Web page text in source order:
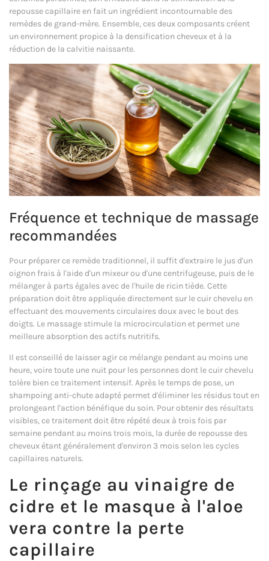
repousse capillaire en fait un ingrédient incontournable des
remèdes de grand-mère. Ensemble, ces deux composants créent
un environnement propice à la densification cheveux et à la
réduction de la calvitie naissante.
Fréquence et technique de massage
recommandées
Pour préparer ce remède traditionnel, il suffit d'extraire le jus d'un
oignon frais à l'aide d'un mixeur ou d'une centrifugeuse, puis de le
mélanger à parts égales avec de l'huile de ricin tiède. Cette
préparation doit être appliquée directement sur le cuir chevelu en
effectuant des mouvements circulaires doux avec le bout des
doigts. Le massage stimule la microcirculation et permet une
meilleure absorption des actifs nutritifs.
Il est conseillé de laisser agir ce mélange pendant au moins une
heure, voire toute une nuit pour les personnes dont le cuir chevelu
tolère bien ce traitement intensif. Après le temps de pose, un
shampoing anti-chute adapté permet d'éliminer les résidus tout en
prolongeant l'action bénéfique du soin. Pour obtenir des résultats
visibles, ce traitement doit être répété deux à trois fois par
semaine pendant au moins trois mois, la durée de repousse des
cheveux étant généralement d'environ 3 mois selon les cycles
capillaires naturels.
Le rinçage au vinaigre de
cidre et le masque à l'aloe
vera contre la perte
capillaire